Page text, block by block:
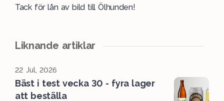
Tack för lån av bild till Ölhunden!
Liknande artiklar
22 Jul, 2026
Bäst i test vecka 30 - fyra lager
att beställa